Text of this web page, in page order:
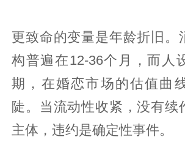
更致命的变量是年龄折旧。
构普遍在12-36个月，而人
期，在婚恋市场的估值曲
陡。当流动性收紧，没有续
主体，违约是确定性事件。